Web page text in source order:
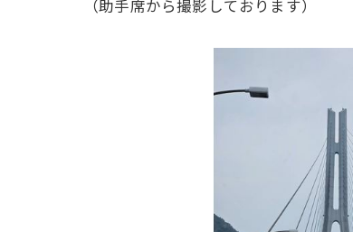
（助手席から撮影しております）